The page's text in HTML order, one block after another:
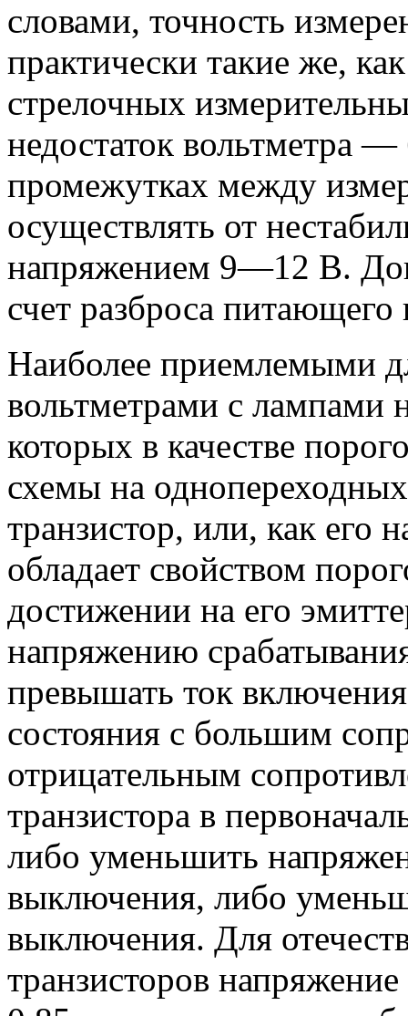
словами, точность
практически такие же,
стрелочных
недостаток вольтметра
промежутках между
осуществлять от
напряжением 9—12 В.
счет разброса
Наиболее приемлемыми
вольтметрами с лампами
которых в качестве
схемы на
транзистор, или, как его
обладает свойством
достижении на его
напряжению
превышать ток
состояния с большим
отрицательным
транзистора в
либо уменьшить
выключения, либо
выключения. Для
транзисторов